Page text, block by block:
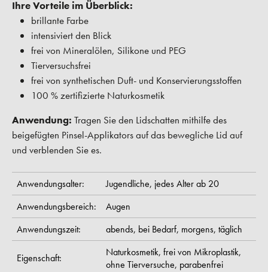
Ihre Vorteile im Überblick:
brillante Farbe
intensiviert den Blick
frei von Mineralölen, Silikone und PEG
Tierversuchsfrei
frei von synthetischen Duft- und Konservierungsstoffen
100 % zertifizierte Naturkosmetik
Anwendung: Tragen Sie den Lidschatten mithilfe des
beigefügten Pinsel-Applikators auf das bewegliche Lid auf
und verblenden Sie es.
Anwendungsalter: Jugendliche, jedes Alter ab 20
Anwendungsbereich:
Augen
Anwendungszeit:
abends, bei Bedarf, morgens, täglich
Eigenschaft: Naturkosmetik, frei von Mikroplastik,
ohne Tierversuche, parabenfrei